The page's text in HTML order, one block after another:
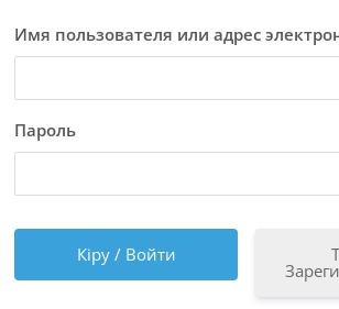
Имя пользователя или адрес
Пароль